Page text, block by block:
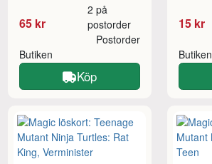
65 kr
2 på
postorder
Butiken
Postorder
Köp
15 kr
Butiken